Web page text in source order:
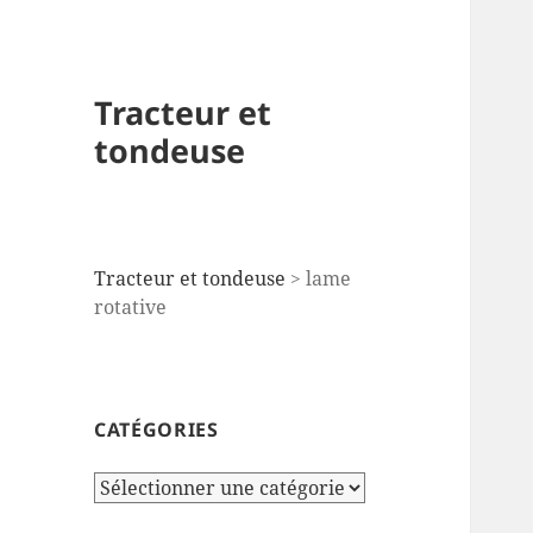
Tracteur et
tondeuse
Tracteur et tondeuse >lame
rotative
CATÉGORIES
Catégories